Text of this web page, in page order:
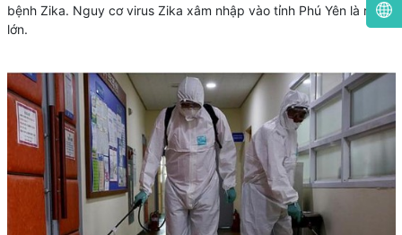
bệnh Zika. Nguy cơ virus Zika xâm nhập vào tỉnh Phú Yên là rất
lớn.